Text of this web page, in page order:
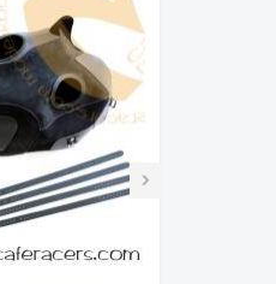
›